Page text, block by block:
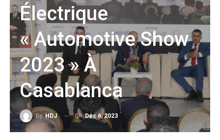
Électrique
« Automotive Show
2023 » À
Casablanca
ByHDJ OnDéc 6, 2023